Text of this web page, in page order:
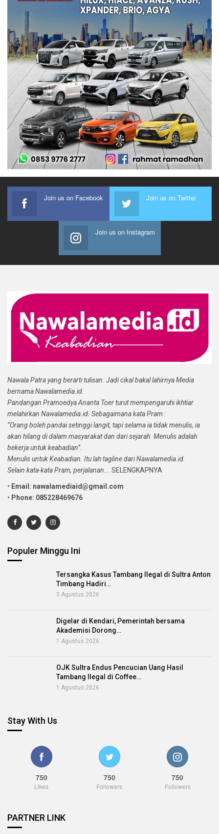
Join us on Facebook Join us on Twitter
Join us on Instagram
Nawala Patra yang berarti tulisan. Jadi cikal bakal lahirnya Media
bernama Nawalamedia.id.
Pandangan Pramoedya Ananta Toer turut mempengaruhi ikhtiar
melahirkan Nawalamedia.id. Sebagaimana kata Pram :
“Orang boleh pandai setinggi langit, tapi selama ia tidak menulis, ia
akan hilang di dalam masyarakat dan dari sejarah. Menulis adalah
bekerja untuk keabadian”.
Menulis untuk Keabadian. Itu lah tagline dari Nawalamedia.id.
Selain kata-kata Pram, perjalanan...
SELENGKAPNYA
• Email: nawalamediaid@gmail.com
• Phone: 085228469676
Populer Minggu Ini
Tersangka Kasus Tambang Ilegal di Sultra Anton
Timbang Hadiri…
3 Agustus 2026
Digelar di Kendari, Pemerintah bersama
Akademisi Dorong…
1 Agustus 2026
OJK Sultra Endus Pencucian Uang Hasil
Tambang Ilegal di Coffee…
1 Agustus 2026
Stay With Us
750
Likes
750
Followers
750
Followers
PARTNER LINK